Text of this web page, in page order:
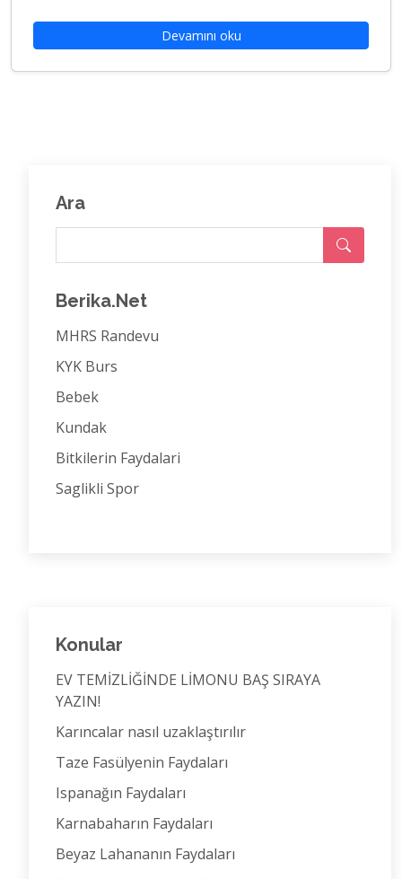
Devamını oku
Ara
Berika.Net
MHRS Randevu
KYK Burs
Bebek
Kundak
Bitkilerin Faydalari
Saglikli Spor
Konular
EV TEMİZLİĞİNDE LİMONU BAŞ SIRAYA
YAZIN!
Karıncalar nasıl uzaklaştırılır
Taze Fasülyenin Faydaları
Ispanağın Faydaları
Karnabaharın Faydaları
Beyaz Lahananın Faydaları